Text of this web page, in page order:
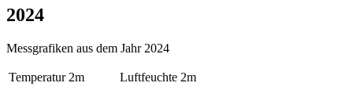
2024
Messgrafiken aus dem Jahr 2024
Temperatur 2m Luftfeuchte 2m